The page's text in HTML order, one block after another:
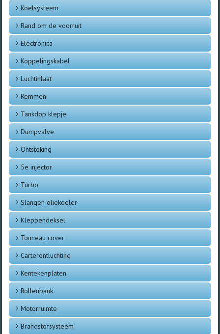
Koelsysteem
Rand om de voorruit
Electronica
Koppelingskabel
Luchtinlaat
Remmen
Tankdop klepje
Dumpvalve
Ontsteking
5e injector
Turbo
Slangen oliekoeler
Kleppendeksel
Tonneau cover
Carterontluchting
Kentekenplaten
Rollenbank
Motorruimte
Brandstofsysteem